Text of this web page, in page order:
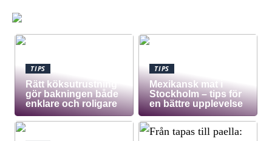
TIPS
Rätt köksutrustning
gör bakningen både
enklare och roligare
TIPS
Mexikansk mat i
Stockholm – tips för
en bättre upplevelse